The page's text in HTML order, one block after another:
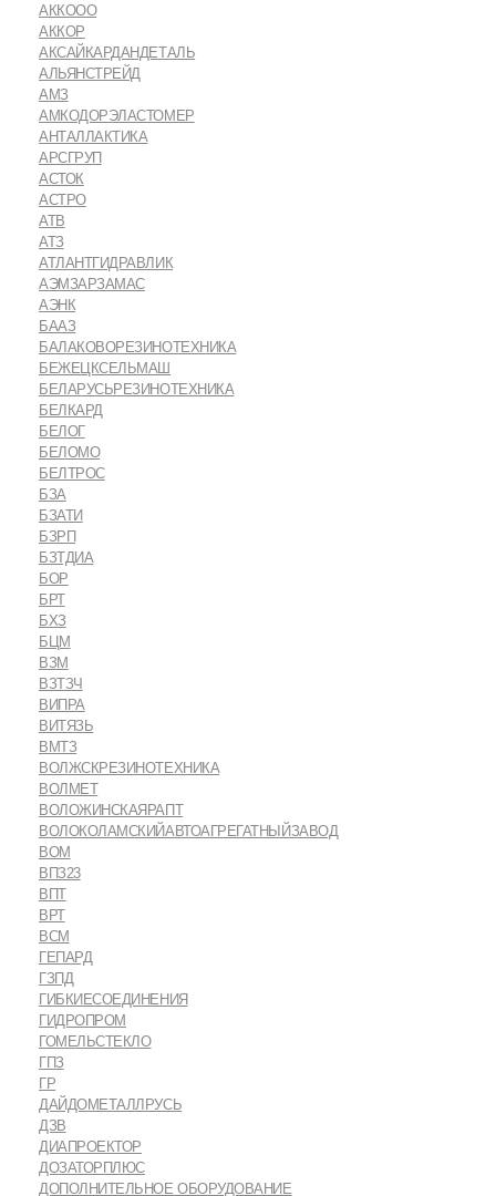
АККООО
АККОР
АКСАЙКАРДАНДЕТАЛЬ
АЛЬЯНСТРЕЙД
АМЗ
АМКОДОРЭЛАСТОМЕР
АНТАЛЛАКТИКА
АРСГРУП
АСТОК
АСТРО
АТВ
АТЗ
АТЛАНТГИДРАВЛИК
АЭМЗАРЗАМАС
АЭНК
БААЗ
БАЛАКОВОРЕЗИНОТЕХНИКА
БЕЖЕЦКСЕЛЬМАШ
БЕЛАРУСЬРЕЗИНОТЕХНИКА
БЕЛКАРД
БЕЛОГ
БЕЛОМО
БЕЛТРОС
БЗА
БЗАТИ
БЗРП
БЗТДИА
БОР
БРТ
БХЗ
БЦМ
ВЗМ
ВЗТЗЧ
ВИПРА
ВИТЯЗЬ
ВМТЗ
ВОЛЖСКРЕЗИНОТЕХНИКА
ВОЛМЕТ
ВОЛОЖИНСКАЯРАПТ
ВОЛОКОЛАМСКИЙАВТОАГРЕГАТНЫЙЗАВОД
ВОМ
ВПЗ23
ВПТ
ВРТ
ВСМ
ГЕПАРД
ГЗПД
ГИБКИЕСОЕДИНЕНИЯ
ГИДРОПРОМ
ГОМЕЛЬСТЕКЛО
ГПЗ
ГР
ДАЙДОМЕТАЛЛРУСЬ
ДЗВ
ДИАПРОЕКТОР
ДОЗАТОРПЛЮС
ДОПОЛНИТЕЛЬНОЕ ОБОРУДОВАНИЕ